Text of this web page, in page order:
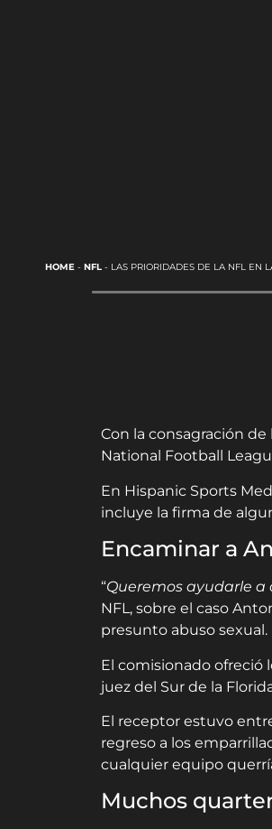
HOME- NFL- LAS PRIORIDADES DE LA NFL EN
Con la consagración de
National Football
En Hispanic Sports
incluye la firma de
Encaminar a
“Queremos ayudarle
NFL, sobre el caso
presunto abuso sexual.
El comisionado ofreció
juez del Sur de la
El receptor estuvo
regreso a los
cualquier equipo
Muchos